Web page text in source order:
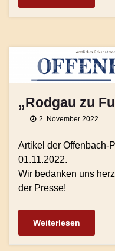
„Rodgau zu
2. November 2022
Artikel der Offenbach-
01.11.2022.
Wir bedanken uns
der Presse!
Weiterlesen